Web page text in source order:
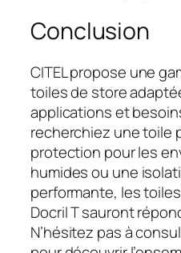
Conclusion
CITEL propose une
toiles de store
applications et
recherchiez une toile
protection pour les
humides ou une
performante, les
Docril T sauront
N’hésitez pas à